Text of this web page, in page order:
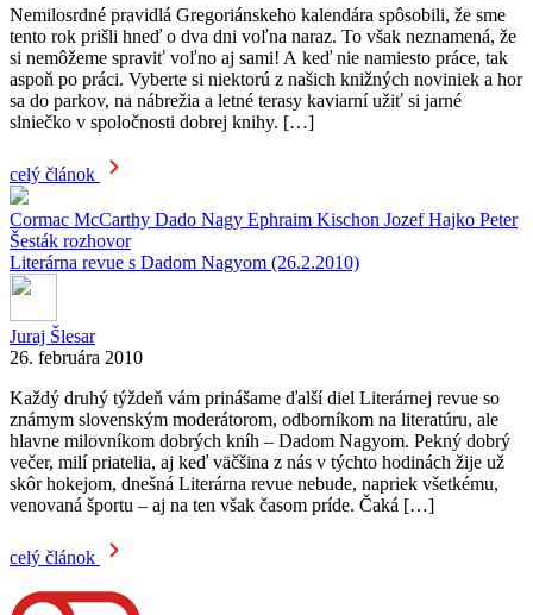
Nemilosrdné pravidlá Gregoriánskeho kalendára spôsobili, že sme
tento rok prišli hneď o dva dni voľna naraz. To však neznamená, že
si nemôžeme spraviť voľno aj sami! A keď nie namiesto práce, tak
aspoň po práci. Vyberte si niektorú z našich knižných noviniek a hor
sa do parkov, na nábrežia a letné terasy kaviarní užiť si jarné
slniečko v spoločnosti dobrej knihy. […]
celý článok
Cormac McCarthy Dado Nagy Ephraim Kischon Jozef Hajko Peter
Šesták rozhovor
Literárna revue s Dadom Nagyom (26.2.2010)
Juraj Šlesar
26. februára 2010
Každý druhý týždeň vám prinášame ďalší diel Literárnej revue so
známym slovenským moderátorom, odborníkom na literatúru, ale
hlavne milovníkom dobrých kníh – Dadom Nagyom. Pekný dobrý
večer, milí priatelia, aj keď väčšina z nás v týchto hodinách žije už
skôr hokejom, dnešná Literárna revue nebude, napriek všetkému,
venovaná športu – aj na ten však časom príde. Čaká […]
celý článok